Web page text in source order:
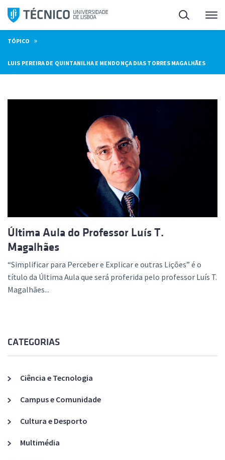
Saltar
para
o
conteúdo
Pesquisa
TÓPICO »
LUIS PEREIRA DE QUINTANILHA E MENDONÇA DIAS TORRES MAGALHÃES
Última Aula do Professor Luís T.
Magalhães
“Simplificar para Perceber e Explicar e outras Lições” é o
título da Última Aula que será proferida pelo professor Luís T.
Magalhães...
CATEGORIAS
Ciência e Tecnologia
Campus e Comunidade
Cultura e Desporto
Multimédia